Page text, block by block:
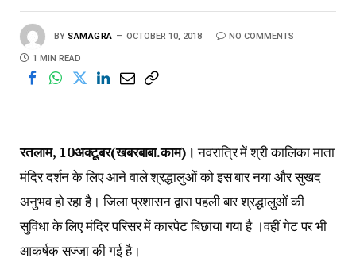
BY SAMAGRA OCTOBER 10, 2018 NO COMMENTS
1 MIN READ
रतलाम, 10अक्टूबर(खबरबाबा.काम)। नवरात्रि में श्री कालिका माता
मंदिर दर्शन के लिए आने वाले श्रद्धालुओं को इस बार नया और सुखद
अनुभव हो रहा है। जिला प्रशासन द्वारा पहली बार श्रद्धालुओं की
सुविधा के लिए मंदिर परिसर में कारपेट बिछाया गया है ।वहीं गेट पर भी
आकर्षक सज्जा की गई है।